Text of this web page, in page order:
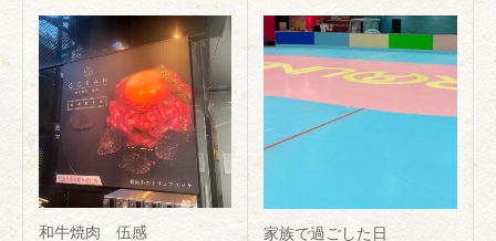
和牛焼肉 伍感 家族で過ごした日